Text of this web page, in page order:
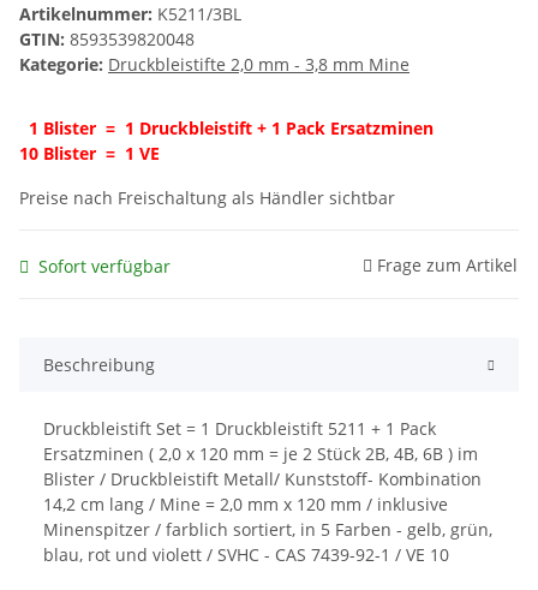
Artikelnummer: K5211/3BL
GTIN: 8593539820048
Kategorie: Druckbleistifte 2,0 mm - 3,8 mm Mine
1 Blister = 1 Druckbleistift + 1 Pack Ersatzminen
10 Blister = 1 VE
Preise nach Freischaltung als Händler sichtbar
Sofort verfügbar Frage zum Artikel
Beschreibung
Druckbleistift Set = 1 Druckbleistift 5211 + 1 Pack
Ersatzminen ( 2,0 x 120 mm = je 2 Stück 2B, 4B, 6B ) im
Blister / Druckbleistift Metall/ Kunststoff- Kombination
14,2 cm lang / Mine = 2,0 mm x 120 mm / inklusive
Minenspitzer / farblich sortiert, in 5 Farben - gelb, grün,
blau, rot und violett / SVHC - CAS 7439-92-1 / VE 10